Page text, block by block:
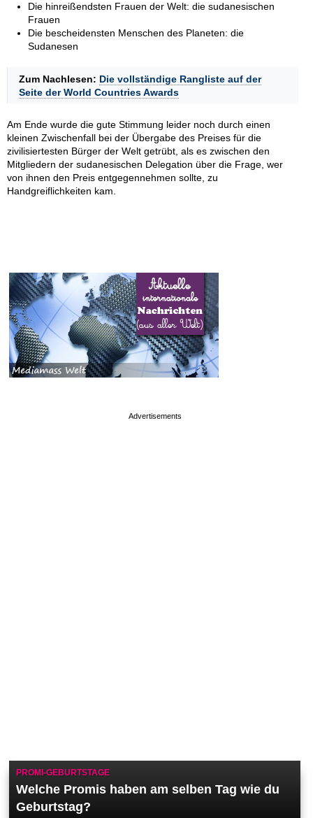
Die hinreißendsten Frauen der Welt: die sudanesischen
Frauen
Die bescheidensten Menschen des Planeten: die
Sudanesen
Zum Nachlesen: Die vollständige Rangliste auf der
Seite der World Countries Awards
Am Ende wurde die gute Stimmung leider noch durch einen
kleinen Zwischenfall bei der Übergabe des Preises für die
zivilisiertesten Bürger der Welt getrübt, als es zwischen den
Mitgliedern der sudanesischen Delegation über die Frage, wer
von ihnen den Preis entgegennehmen sollte, zu
Handgreiflichkeiten kam.
PROMI-GEBURTSTAGE
Welche Promis haben am selben Tag wie du
Geburtstag?